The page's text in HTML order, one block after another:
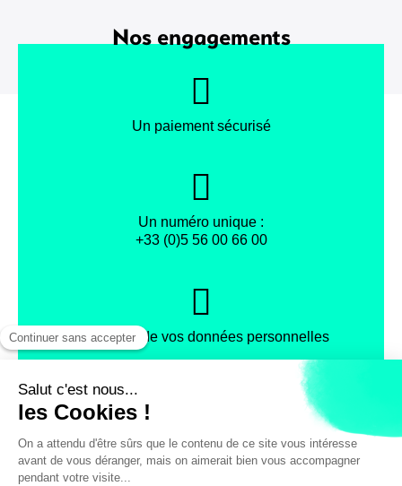
Nos engagements
Un paiement sécurisé
Un numéro unique :
+33 (0)5 56 00 66 00
Protection de vos données personnelles